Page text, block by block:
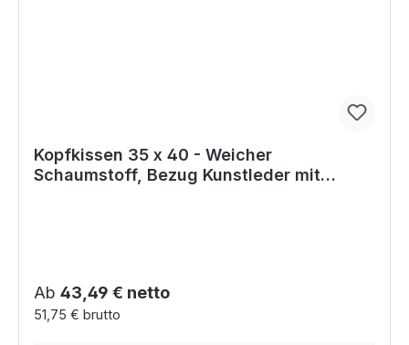
Kopfkissen 35 x 40 - Weicher
Schaumstoff, Bezug Kunstleder mit
Regulärer Preis:
Ab 43,49 € netto
51,75 € brutto